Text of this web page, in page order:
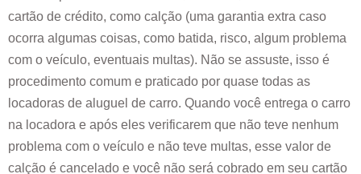
cartão de crédito, como calção (uma garantia extra caso
ocorra algumas coisas, como batida, risco, algum problema
com o veículo, eventuais multas). Não se assuste, isso é
procedimento comum e praticado por quase todas as
locadoras de aluguel de carro. Quando você entrega o carro
na locadora e após eles verificarem que não teve nenhum
problema com o veículo e não teve multas, esse valor de
calção é cancelado e você não será cobrado em seu cartão